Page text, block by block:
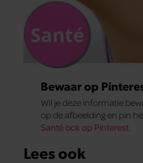
Bewaar op
Wil je deze informatie
op de afbeelding en pin
Santé ook op Pinterest
Lees ook